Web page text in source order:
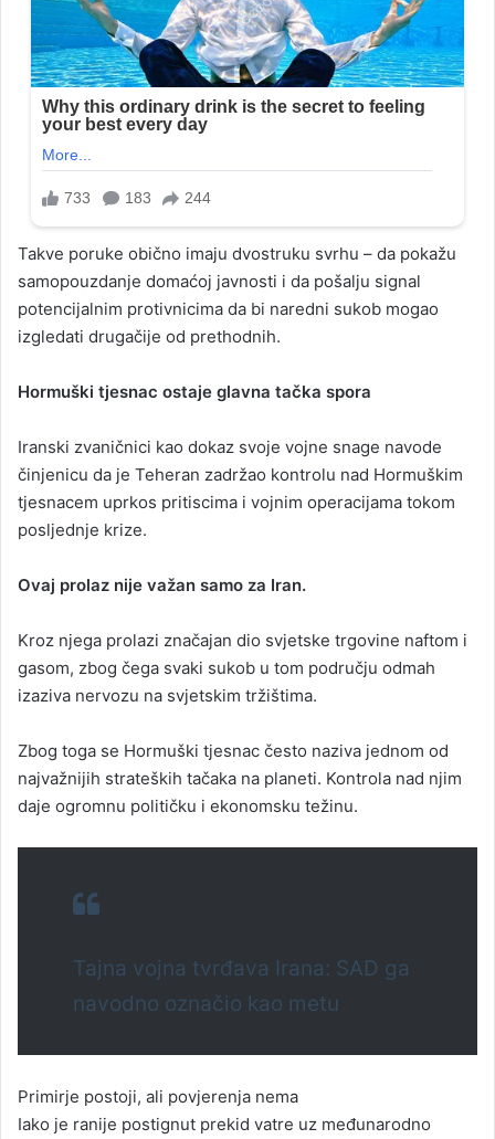
Takve poruke obično imaju dvostruku svrhu – da pokažu
samopouzdanje domaćoj javnosti i da pošalju signal
potencijalnim protivnicima da bi naredni sukob mogao
izgledati drugačije od prethodnih.
Hormuški tjesnac ostaje glavna tačka spora
Iranski zvaničnici kao dokaz svoje vojne snage navode
činjenicu da je Teheran zadržao kontrolu nad Hormuškim
tjesnacem uprkos pritiscima i vojnim operacijama tokom
posljednje krize.
Ovaj prolaz nije važan samo za Iran.
Kroz njega prolazi značajan dio svjetske trgovine naftom i
gasom, zbog čega svaki sukob u tom području odmah
izaziva nervozu na svjetskim tržištima.
Zbog toga se Hormuški tjesnac često naziva jednom od
najvažnijih strateških tačaka na planeti. Kontrola nad njim
daje ogromnu političku i ekonomsku težinu.
Tajna vojna tvrđava Irana: SAD ga
navodno označio kao metu
Primirje postoji, ali povjerenja nema
Iako je ranije postignut prekid vatre uz međunarodno